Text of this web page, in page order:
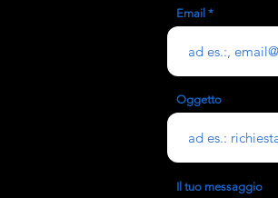
Email
Oggetto
Il tuo messaggio